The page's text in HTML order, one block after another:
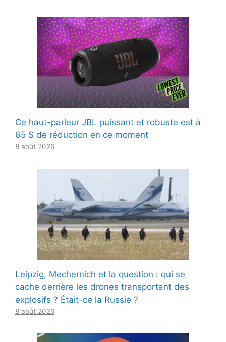
Ce haut-parleur JBL puissant et robuste est à
65 $ de réduction en ce moment
8 août 2026
Leipzig, Mechernich et la question : qui se
cache derrière les drones transportant des
explosifs ? Était-ce la Russie ?
8 août 2026